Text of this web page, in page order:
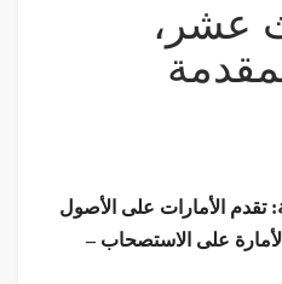
عشر،
تقدم الأمارات على الأصول
على الاستصحاب –